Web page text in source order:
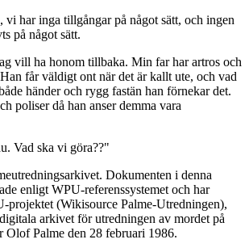
vi har inga tillgångar på något sätt, och ingen
på något sätt.
vill ha honom tillbaka. Min far har artros och
får väldigt ont när det är kallt ute, och vad
händer och rygg fastän han förnekar det.
poliser då han anser demma vara
Vad ska vi göra??"
Dokumenten i denna
enligt WPU-referenssystemet och har
projektet (Wikisource Palme-Utredningen),
arkivet för utredningen av mordet på
Olof Palme den 28 februari 1986.